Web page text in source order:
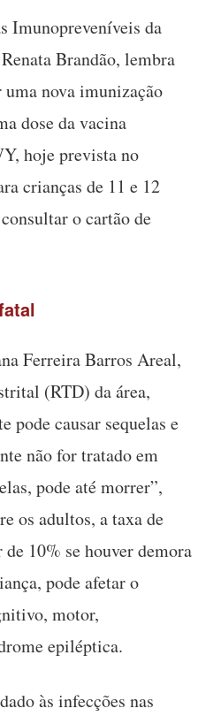
Imunopreveníveis da
Brandão, lembra
uma nova imunização
dose da vacina
hoje prevista no
crianças de 11 e 12
o cartão de
Ferreira Barros Areal,
(RTD) da área,
pode causar sequelas e
não for tratado em
pode até morrer”,
os adultos, a taxa de
10% se houver demora
pode afetar o
motor,
epiléptica.
às infecções nas